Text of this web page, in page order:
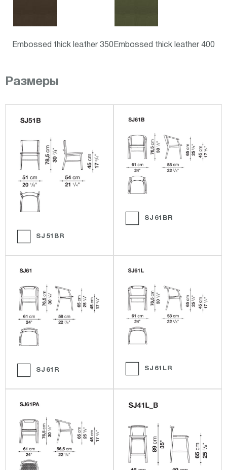
Embossed thick leather 350 Embossed thick leather 400
Размеры
SJ51BR
SJ61BR
SJ61R SJ61LR